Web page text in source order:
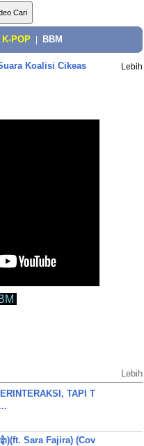
K-POP BBM
Koalisi Cikeas Lebih
Lebih
TAPI T
Sara Fajira) (Cov